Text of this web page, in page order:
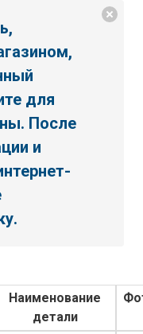
для
После
и
Наименование
детали